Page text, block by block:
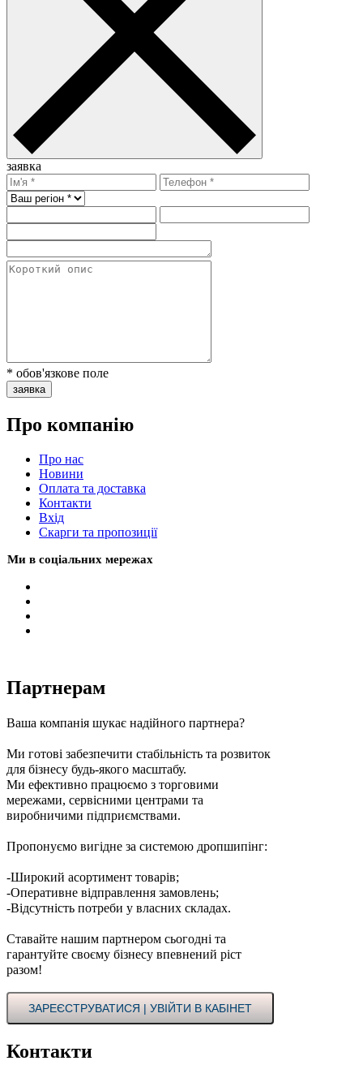
заявка
* обов'язкове поле
заявка
Про компанію
Про нас
Новини
Оплата та доставка
Контакти
Вхiд
Скарги та пропозиції
Ми в соціальних мережах
Партнерам
Ваша компанія шукає надійного партнера?
Ми готові забезпечити стабільність та розвиток
для бізнесу будь-якого масштабу.
Ми ефективно працюємо з торговими
мережами, сервісними центрами та
виробничими підприємствами.
Пропонуємо вигідне за системою дропшипінг:
-Широкий асортимент товарів;
-Оперативне відправлення замовлень;
-Відсутність потреби у власних складах.
Ставайте нашим партнером сьогодні та
гарантуйте своєму бізнесу впевнений ріст
разом!
ЗАРЕЄСТРУВАТИСЯ | УВІЙТИ В КАБІНЕТ
Контакти